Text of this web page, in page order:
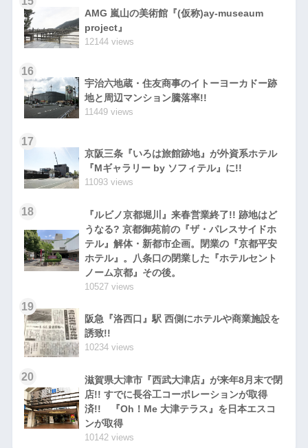
AMG 嵐山の美術館『(仮称)ay-museaum
project』
12144 views
16
宇治六地蔵・住友商事のイトーヨーカドー跡
地と周辺マンション騰落率!!
11449 views
17
京阪三条『いろは旅館跡地』が外資系ホテル
『Mギャラリー by ソフィテル』に!!
11093 views
18
『ルビノ京都堀川』来春営業終了!! 跡地はど
うなる? 京都御苑前の『ザ・パレスサイドホ
テル』解体・新都市企画。閉業の『京都平安
ホテル』。八条口の閉業した『ホテルセント
ノーム京都』その後。
10527 views
19
阪急『洛西口』駅 西側にホテルや商業施設を
誘致!!
10234 views
20
滋賀県大津市『西武大津店』が来年8月末で閉
店!! すでに長谷工コーポレーションが取得
済!! 『Oh！Me 大津テラス』を日本エスコ
ンが取得
10142 views